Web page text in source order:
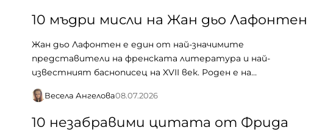
10 мъдри мисли на Жан дьо Лафонтен
Жан дьо Лафонтен е един от най-значимите
представители на френската литература и най-
известният баснописец на XVII век. Роден е на…
Весела Ангелова08.07.2026
10 незабравими цитата от Фрида